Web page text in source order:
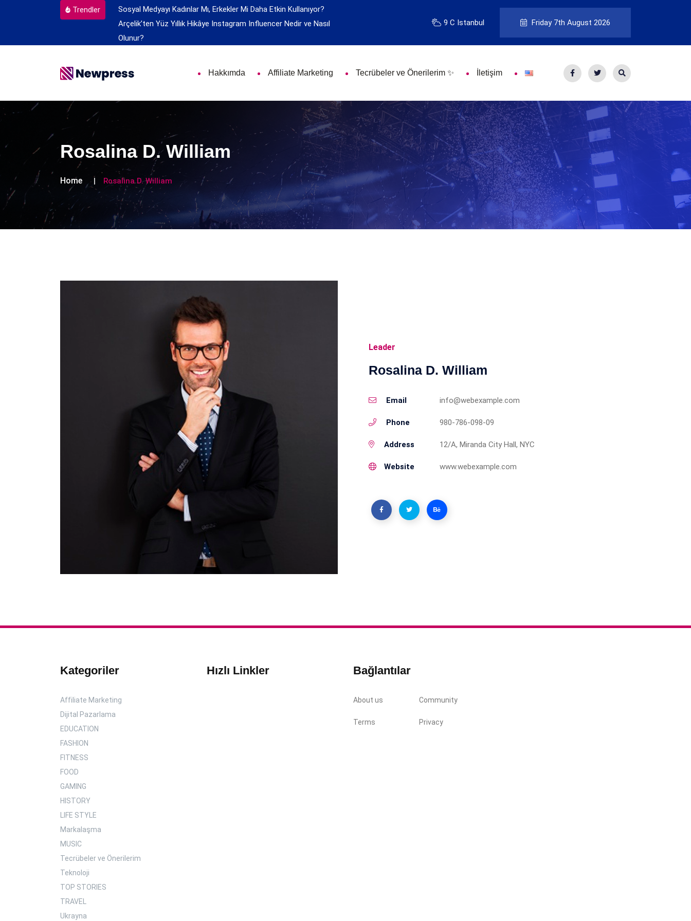
Trendler
Sosyal Medyayı Kadınlar Mı, Erkekler Mi Daha Etkin Kullanıyor?
Arçelik’ten Yüz Yıllık Hikâye Instagram Influencer Nedir ve Nasıl
Olunur?
9 C Istanbul Friday 7th August 2026
Hakkımda Affiliate Marketing Tecrübeler ve Önerilerim ✨ İletişim
Rosalina D. William
Home Rosalina D. William
Leader
Rosalina D. William
Email info@webexample.com
Phone 980-786-098-09
Address 12/A, Miranda City Hall, NYC
Website www.webexample.com
Kategoriler
Affiliate Marketing
Dijital Pazarlama
EDUCATION
FASHION
FITNESS
FOOD
GAMING
HISTORY
LIFE STYLE
Markalaşma
MUSIC
Tecrübeler ve Önerilerim
Teknoloji
TOP STORIES
TRAVEL
Ukrayna
Hızlı Linkler Bağlantılar
About us Community
Terms Privacy